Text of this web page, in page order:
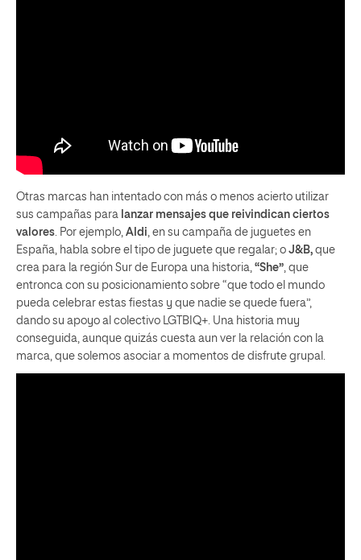
Otras marcas han intentado con más o menos acierto utilizar
sus campañas para lanzar mensajes que reivindican ciertos
valores . Por ejemplo, Aldi , en su campaña de juguetes en
España, habla sobre el tipo de juguete que regalar; o J&B, que
crea para la región Sur de Europa una historia, “She” , que
entronca con su posicionamiento sobre “que todo el mundo
pueda celebrar estas fiestas y que nadie se quede fuera”,
dando su apoyo al colectivo LGTBIQ+. Una historia muy
conseguida, aunque quizás cuesta aun ver la relación con la
marca, que solemos asociar a momentos de disfrute grupal.